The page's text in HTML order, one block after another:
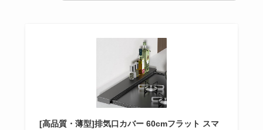
[高品質・薄型]排気口カバー 60cmフラット スマ